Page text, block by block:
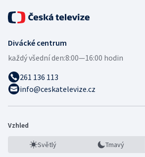
Divácké centrum
každý všední den:8:00—16:00 hodin
261 136 113
info@ceskatelevize.cz
Vzhled
Světlý Tmavý